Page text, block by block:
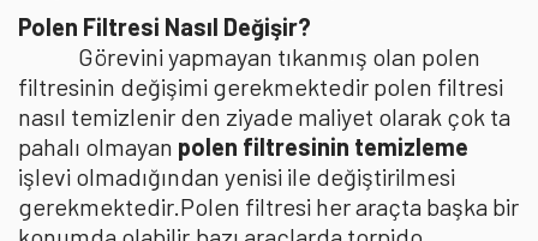
Polen Filtresi Nasıl Değişir?
Görevini yapmayan tıkanmış olan polen
filtresinin değişimi gerekmektedir polen filtresi
nasıl temizlenir den ziyade maliyet olarak çok ta
pahalı olmayan polen filtresinin temizleme
işlevi olmadığından yenisi ile değiştirilmesi
gerekmektedir.Polen filtresi her araçta başka bir